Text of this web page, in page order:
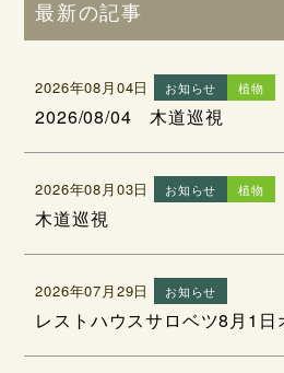
最新の記事
2026年08月04日 お知らせ 植物
2026/08/04 木道巡視
2026年08月03日 お知らせ 植物
木道巡視
2026年07月29日 お知らせ
レストハウスサロベツ8月1日